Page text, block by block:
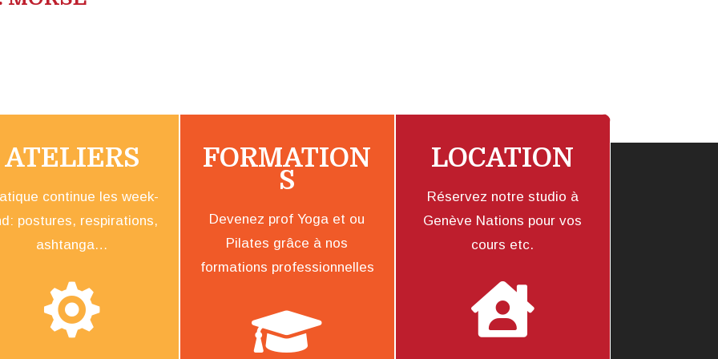
ATELIERS
continue les week-
postures, respirations,
ashtanga…

FORMATION
S
Devenez prof Yoga et ou
Pilates grâce à nos
formations professionnelles

LOCATION
Réservez notre studio à
Genève Nations pour vos
cours etc.
